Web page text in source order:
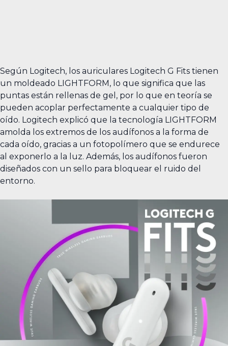
Según Logitech, los auriculares Logitech G Fits tienen
un moldeado LIGHTFORM, lo que significa que las
puntas están rellenas de gel, por lo que en teoría se
pueden acoplar perfectamente a cualquier tipo de
oído. Logitech explicó que la tecnología LIGHTFORM
amolda los extremos de los audífonos a la forma de
cada oído, gracias a un fotopolímero que se endurece
al exponerlo a la luz. Además, los audífonos fueron
diseñados con un sello para bloquear el ruido del
entorno.